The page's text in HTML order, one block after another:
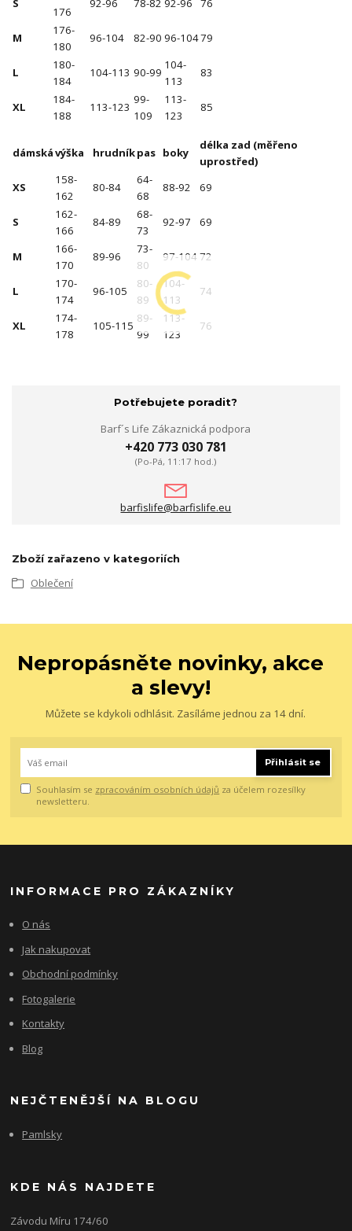
S
176
92-96 78-82 92-96 76
M
176-
180
96-104 82-90 96-10479
L
180-
184
104-113 90-99
104-
113
83
XL
184-
188
113-123
99-
109
113-
123
85
dámskávýška hrudníkpas boky
délka zad (měřeno
uprostřed)
XS
158-
162
80-84
64-
68
88-92 69
S
162-
166
84-89
68-
73
92-97 69
M
166-
170
89-96
73-
80
97-104 72
L
170-
174
96-105
80-
89
104-
113
74
XL
174-
178
105-115
89-
99
113-
123
76
Potřebujete poradit?
Barf´s Life Zákaznická podpora
+420 773 030 781
(Po-Pá, 11:17 hod.)
barfislife@barfislife.eu
Zboží zařazeno v kategoriích
Oblečení
Nepropásněte novinky, akce
a slevy!
Můžete se kdykoli odhlásit. Zasíláme jednou za 14 dní.
Přihlásit se
Souhlasím se zpracováním osobních údajů za účelem rozesílky
newsletteru.
INFORMACE PRO ZÁKAZNÍKY
O nás
Jak nakupovat
Obchodní podmínky
Fotogalerie
Kontakty
Blog
NEJČTENĚJŠÍ NA BLOGU
Pamlsky
KDE NÁS NAJDETE
Závodu Míru 174/60